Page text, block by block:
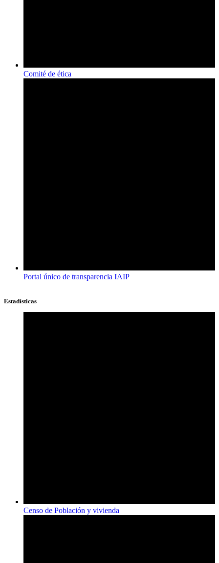
Comité de ética
Portal único de transparencia IAIP
Estadísticas
Censo de Población y vivienda